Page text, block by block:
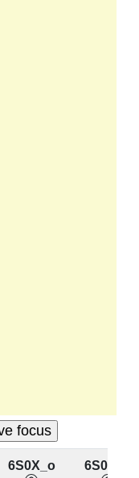
6S0X_o 6S0X_a